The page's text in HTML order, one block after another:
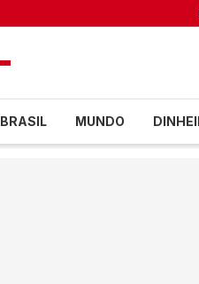
BRASIL MUNDO